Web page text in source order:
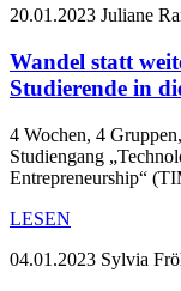
20.01.2023 Juliane
Wandel statt
Studierende in
4 Wochen, 4
Studiengang
Entrepreneurship“
LESEN
04.01.2023 Sylvia